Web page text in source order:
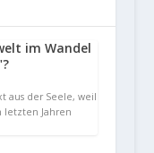
im Wandel
aus der Seele, weil
letzten Jahren